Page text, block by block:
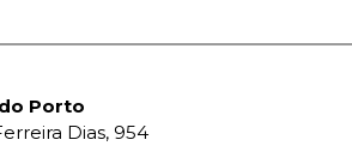
Porto
Dias, 954